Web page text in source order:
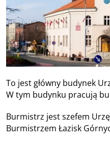
To jest główny budynek
W tym budynku pracują
Burmistrz jest szefem
Burmistrzem Łazisk